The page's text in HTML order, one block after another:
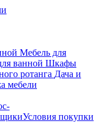
Мебель для
ванной Шкафы
ротанга Дача и
мебели
Условия покупки